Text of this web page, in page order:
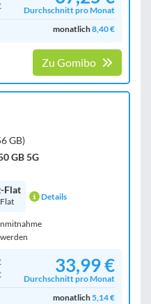
Durchschnitt pro Monat
monatlich8,40 €
Zu Gomibo
GB)
GB 5G
Flat
Details
33,99 €
Durchschnitt pro Monat
monatlich5,14 €